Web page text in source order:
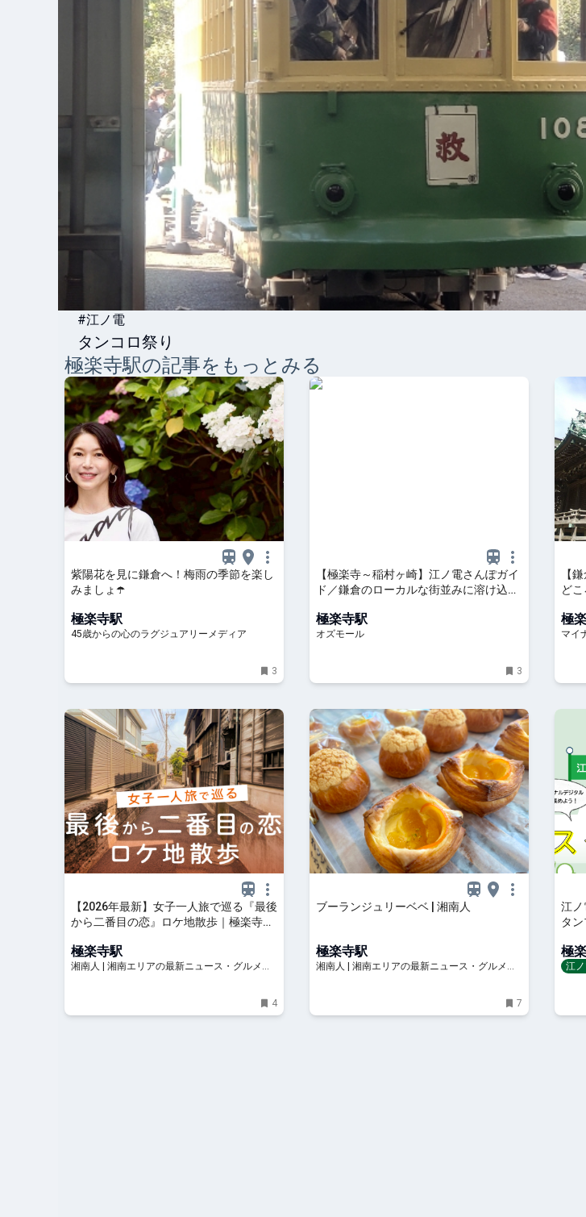
#江ノ電
タンコロ祭り
極楽寺駅の記事をもっとみる
紫陽花を見に鎌倉へ！梅雨の季節を楽し
みましょ☂️
極楽寺駅
45歳からの心のラグジュアリーメディア
3
【極楽寺～稲村ヶ崎】江ノ電さんぽガイ
ド／鎌倉のローカルな街並みに溶け込
極楽寺駅
オズモール
3
【
ど
極
マイ
【2026年最新】女子一人旅で巡る『最後
から二番目の恋』ロケ地散歩｜極楽寺〜
湘南人
極楽寺駅
湘南人 | 湘南エリアの最新ニュース・グルメ・
4
ブーランジュリーベベ | 湘南人
極楽寺駅
湘南人 | 湘南エリアの最新ニュース・グルメ・
7
江ノ
タ
時】
極
江